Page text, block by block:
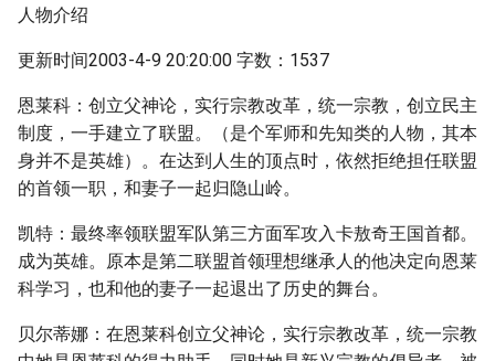
人物介绍
更新时间2003-4-9 20:20:00 字数：1537
恩莱科：创立父神论，实行宗教改革，统一宗教，创立民主
制度，一手建立了联盟。（是个军师和先知类的人物，其本
身并不是英雄）。在达到人生的顶点时，依然拒绝担任联盟
的首领一职，和妻子一起归隐山岭。
凯特：最终率领联盟军队第三方面军攻入卡敖奇王国首都。
成为英雄。原本是第二联盟首领理想继承人的他决定向恩莱
科学习，也和他的妻子一起退出了历史的舞台。
贝尔蒂娜：在恩莱科创立父神论，实行宗教改革，统一宗教